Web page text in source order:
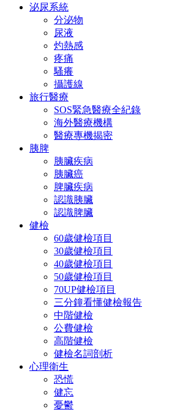
泌尿系統
分泌物
尿液
灼熱感
疼痛
騷癢
攝護線
旅行醫療
SOS緊急醫療全紀錄
海外醫療機構
醫療專機揭密
胰脾
胰臟疾病
胰臟癌
脾臟疾病
認識胰臟
認識脾臟
健檢
60歲健檢項目
30歲健檢項目
40歲健檢項目
50歲健檢項目
70UP健檢項目
三分鐘看懂健檢報告
中階健檢
公費健檢
高階健檢
健檢名詞剖析
心理衛生
恐慌
健忘
憂鬱